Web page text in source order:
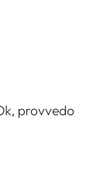
provvedo